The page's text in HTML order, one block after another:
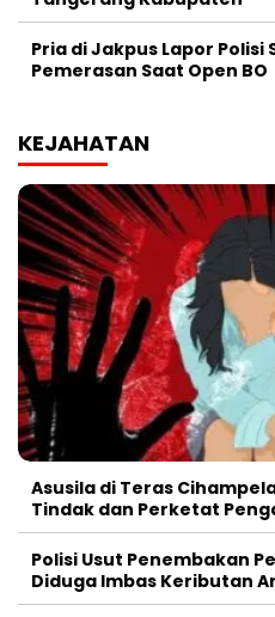
Pria di Jakpus Lapor
Pemerasan Saat Open BO
KEJAHATAN
Asusila di Teras
Tindak dan Perketat
Polisi Usut Penembakan
Diduga Imbas Keributan